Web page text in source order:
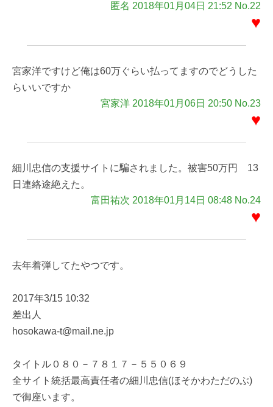
匿名 2018年01月04日 21:52 No.22
♥
宮家洋ですけど俺は60万ぐらい払ってますのでどうした
らいいですか
宮家洋 2018年01月06日 20:50 No.23
♥
細川忠信の支援サイトに騙されました。被害50万円 13
日連絡途絶えた。
富田祐次 2018年01月14日 08:48 No.24
♥
去年着弾してたやつです。
2017年3/15 10:32
差出人
hosokawa-t@mail.ne.jp
タイトル０８０－７８１７－５５０６９
全サイト統括最高責任者の細川忠信(ほそかわただのぶ)
で御座います。